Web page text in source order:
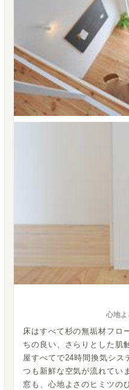
心地
床はすべて杉の無垢材フロ
ちの良い、さらりとした肌
屋すべてで24時間換気シス
つも新鮮な空気が流れてい
窓も、心地よさのヒミツの